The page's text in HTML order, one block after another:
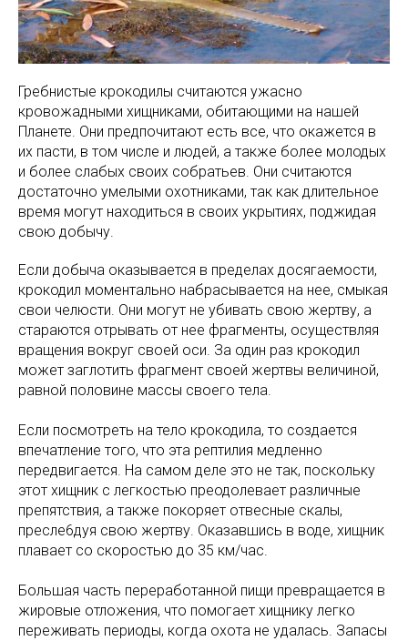
Гребнистые крокодилы считаются ужасно
кровожадными хищниками, обитающими на нашей
Планете. Они предпочитают есть все, что окажется в
их пасти, в том числе и людей, а также более молодых
и более слабых своих собратьев. Они считаются
достаточно умелыми охотниками, так как длительное
время могут находиться в своих укрытиях, поджидая
свою добычу.
Если добыча оказывается в пределах досягаемости,
крокодил моментально набрасывается на нее, смыкая
свои челюсти. Они могут не убивать свою жертву, а
стараются отрывать от нее фрагменты, осуществляя
вращения вокруг своей оси. За один раз крокодил
может заглотить фрагмент своей жертвы величиной,
равной половине массы своего тела.
Если посмотреть на тело крокодила, то создается
впечатление того, что эта рептилия медленно
передвигается. На самом деле это не так, поскольку
этот хищник с легкостью преодолевает различные
препятствия, а также покоряет отвесные скалы,
пресле6дуя свою жертву. Оказавшись в воде, хищник
плавает со скоростью до 35 км/час.
Большая часть переработанной пищи превращается в
жировые отложения, что помогает хищнику легко
переживать периоды, когда охота не удалась. Запасы